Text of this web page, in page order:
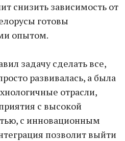
снизить зависимость от
готовы
опытом.
задачу сделать все,
развивалась, а была
отрасли,
с высокой
с инновационным
позволит выйти